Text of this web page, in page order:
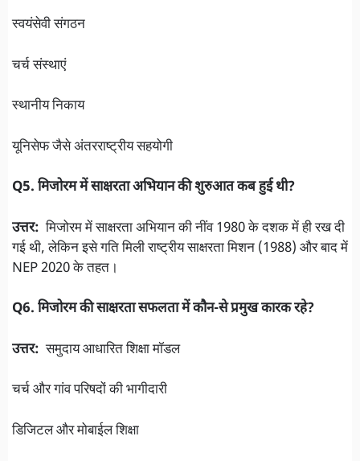
स्वयंसेवी संगठन
चर्च संस्थाएं
स्थानीय निकाय
यूनिसेफ जैसे अंतरराष्ट्रीय सहयोगी
Q5. मिजोरम में साक्षरता अभियान की शुरुआत कब हुई थी?
उत्तर:मिजोरम में साक्षरता अभियान की नींव 1980 के दशक में ही रख दी
गई थी, लेकिन इसे गति मिली राष्ट्रीय साक्षरता मिशन (1988) और बाद में
NEP 2020 के तहत।
Q6. मिजोरम की साक्षरता सफलता में कौन-से प्रमुख कारक रहे?
उत्तर:समुदाय आधारित शिक्षा मॉडल
चर्च और गांव परिषदों की भागीदारी
डिजिटल और मोबाईल शिक्षा